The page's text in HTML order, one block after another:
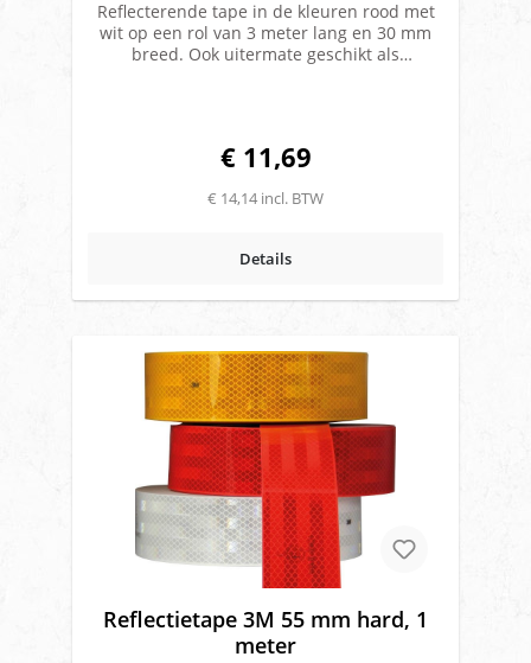
Reflecterende tape in de kleuren rood met
wit op een rol van 3 meter lang en 30 mm
breed. Ook uitermate geschikt als
€ 11,69
€ 14,14 incl. BTW
Details
Reflectietape 3M 55 mm hard, 1
meter